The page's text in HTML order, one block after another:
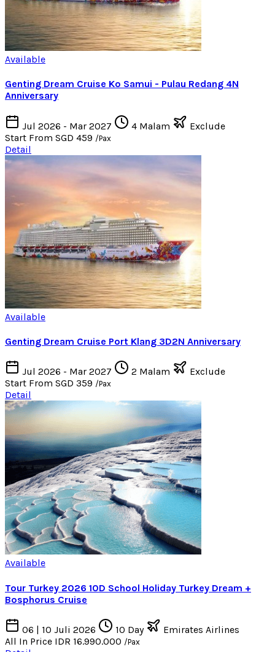
Available
Genting Dream Cruise Ko Samui - Pulau Redang 4N
Anniversary
Jul 2026 - Mar 2027 4 Malam
Exclude
Start From SGD 459 /Pax
Detail
Available
Genting Dream Cruise Port Klang 3D2N Anniversary
Jul 2026 - Mar 2027 2 Malam
Exclude
Start From SGD 359 /Pax
Detail
Available
Tour Turkey 2026 10D School Holiday Turkey Dream +
Bosphorus Cruise
06 | 10 Juli 2026 10 Day
Emirates Airlines
All In Price IDR 16.990.000 /Pax